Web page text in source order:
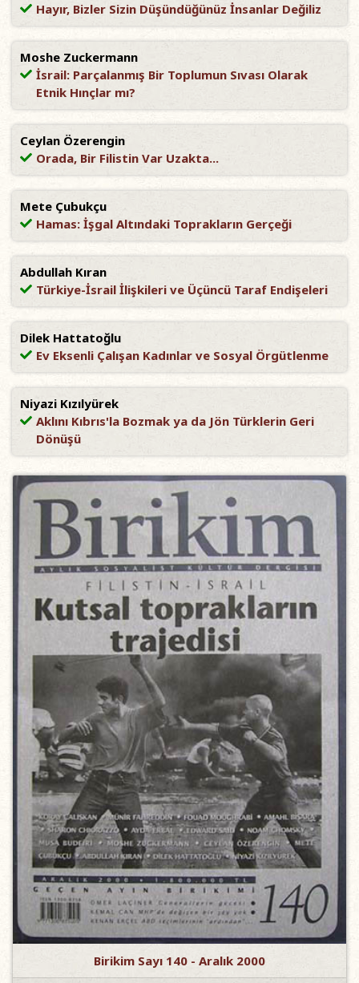
Hayır, Bizler Sizin Düşündüğünüz İnsanlar Değiliz
Moshe Zuckermann
İsrail: Parçalanmış Bir Toplumun Sıvası Olarak
Etnik Hınçlar mı?
Ceylan Özerengin
Orada, Bir Filistin Var Uzakta...
Mete Çubukçu
Hamas: İşgal Altındaki Toprakların Gerçeği
Abdullah Kıran
Türkiye-İsrail İlişkileri ve Üçüncü Taraf Endişeleri
Dilek Hattatoğlu
Ev Eksenli Çalışan Kadınlar ve Sosyal Örgütlenme
Niyazi Kızılyürek
Aklını Kıbrıs'la Bozmak ya da Jön Türklerin Geri
Dönüşü
Birikim Sayı 140 - Aralık 2000